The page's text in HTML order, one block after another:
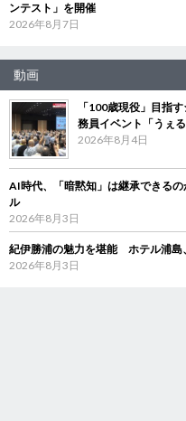
ンテスト」を開催
2026年8月7日
動画
「100歳現役」目指
務員イベント「うぇる
2026年8月4日
AI時代、「暗黙知」は継承できる
ル
2026年8月3日
紀伊勝浦の魅力を堪能 ホテル浦島
2026年8月3日